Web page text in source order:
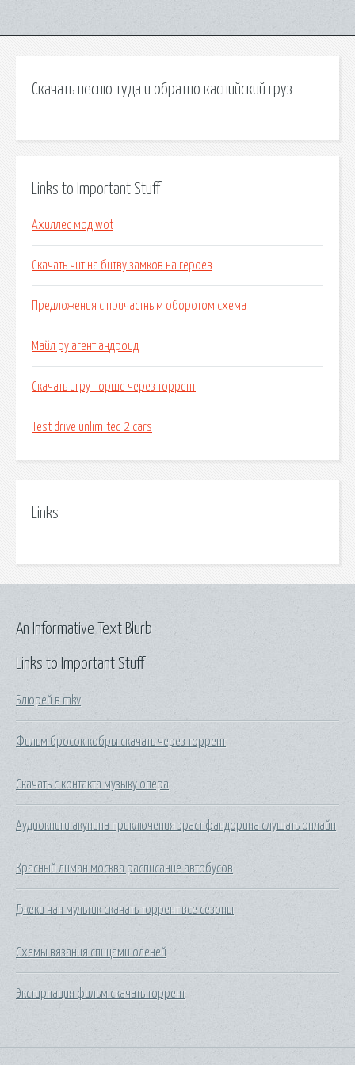
Скачать песню туда и обратно каспийский груз
Links to Important Stuff
Ахиллес мод wot
Скачать чит на битву замков на героев
Предложения с причастным оборотом схема
Майл ру агент андроид
Скачать игру порше через торрент
Test drive unlimited 2 cars
Links
Links to Important Stuff
Блюрей в mkv
Фильм бросок кобры скачать через торрент
Скачать с контакта музыку опера
Аудиокниги акунина приключения эраст фандорина слушать онлайн
Красный лиман москва расписание автобусов
Джеки чан мультик скачать торрент все сезоны
Схемы вязания спицами оленей
Экстирпация фильм скачать торрент
An Informative Text Blurb